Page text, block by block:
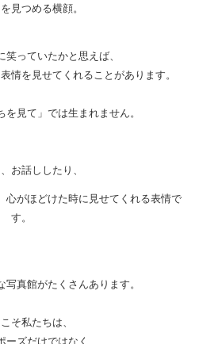
見つめる横顔。
っていたかと思えば、
情を見せてくれることがあります。
見て」では生まれません。
お話ししたり、
心がほどけた時に見せてくれる表情で
す。
真館がたくさんあります。
そ私たちは、
ーズだけではなく、